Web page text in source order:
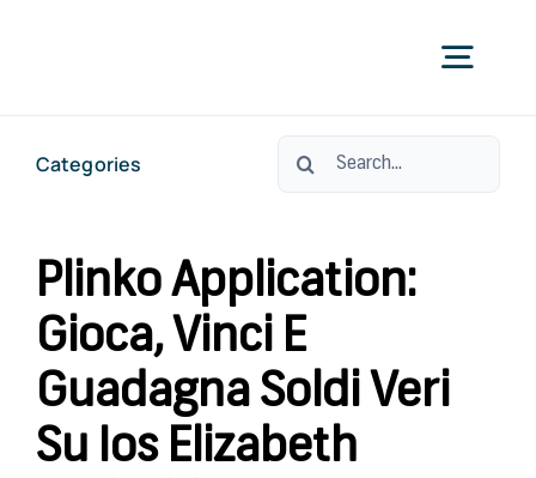
Categories
Plinko Application:
Gioca, Vinci E
Guadagna Soldi Veri
Su Ios Elizabeth